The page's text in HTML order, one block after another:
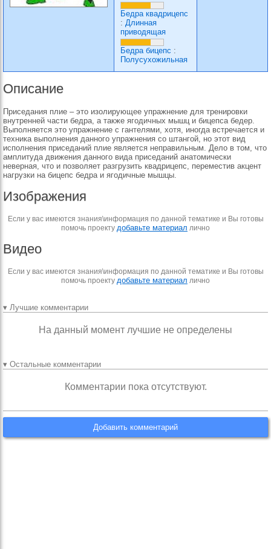
Бедра квадрицепс
: Длинная
приводящая
Бедра бицепс :
Полусухожильная
Описание
Приседания плие – это изолирующее упражнение для тренировки
внутренней части бедра, а также ягодичных мышц и бицепса бедер.
Выполняется это упражнение с гантелями, хотя, иногда встречается и
техника выполнения данного упражнения со штангой, но этот вид
исполнения приседаний плие является неправильным. Дело в том, что
амплитуда движения данного вида приседаний анатомически
неверная, что и позволяет разгрузить квадрицепс, переместив акцент
нагрузки на бицепс бедра и ягодичные мышцы.
Изображения
Если у вас имеются знания\информация по данной тематике и Вы готовы
помочь проекту добавьте материал лично
Видео
Если у вас имеются знания\информация по данной тематике и Вы готовы
помочь проекту добавьте материал лично
▾ Лучшие комментарии
На данный момент лучшие не определены
▾ Остальные комментарии
Комментарии пока отсутствуют.
Добавить комментарий